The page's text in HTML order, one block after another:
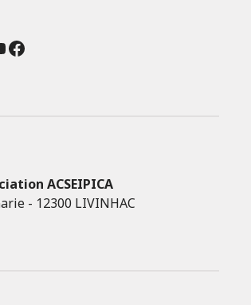
Facebook
ACSEIPICA
- 12300 LIVINHAC